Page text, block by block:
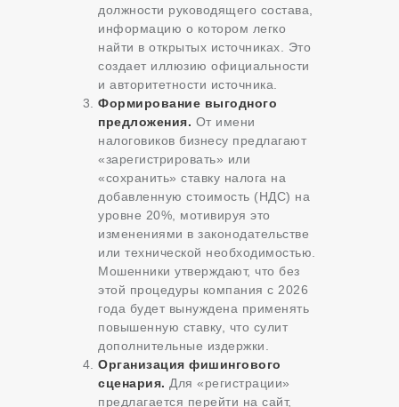
должности руководящего состава,
информацию о котором легко
найти в открытых источниках. Это
создает иллюзию официальности
и авторитетности источника.
Формирование выгодного
предложения. От имени
налоговиков бизнесу предлагают
«зарегистрировать» или
«сохранить» ставку налога на
добавленную стоимость (НДС) на
уровне 20%, мотивируя это
изменениями в законодательстве
или технической необходимостью.
Мошенники утверждают, что без
этой процедуры компания с 2026
года будет вынуждена применять
повышенную ставку, что сулит
дополнительные издержки.
Организация фишингового
сценария. Для «регистрации»
предлагается перейти на сайт,